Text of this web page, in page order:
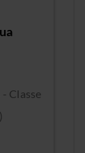
Classe